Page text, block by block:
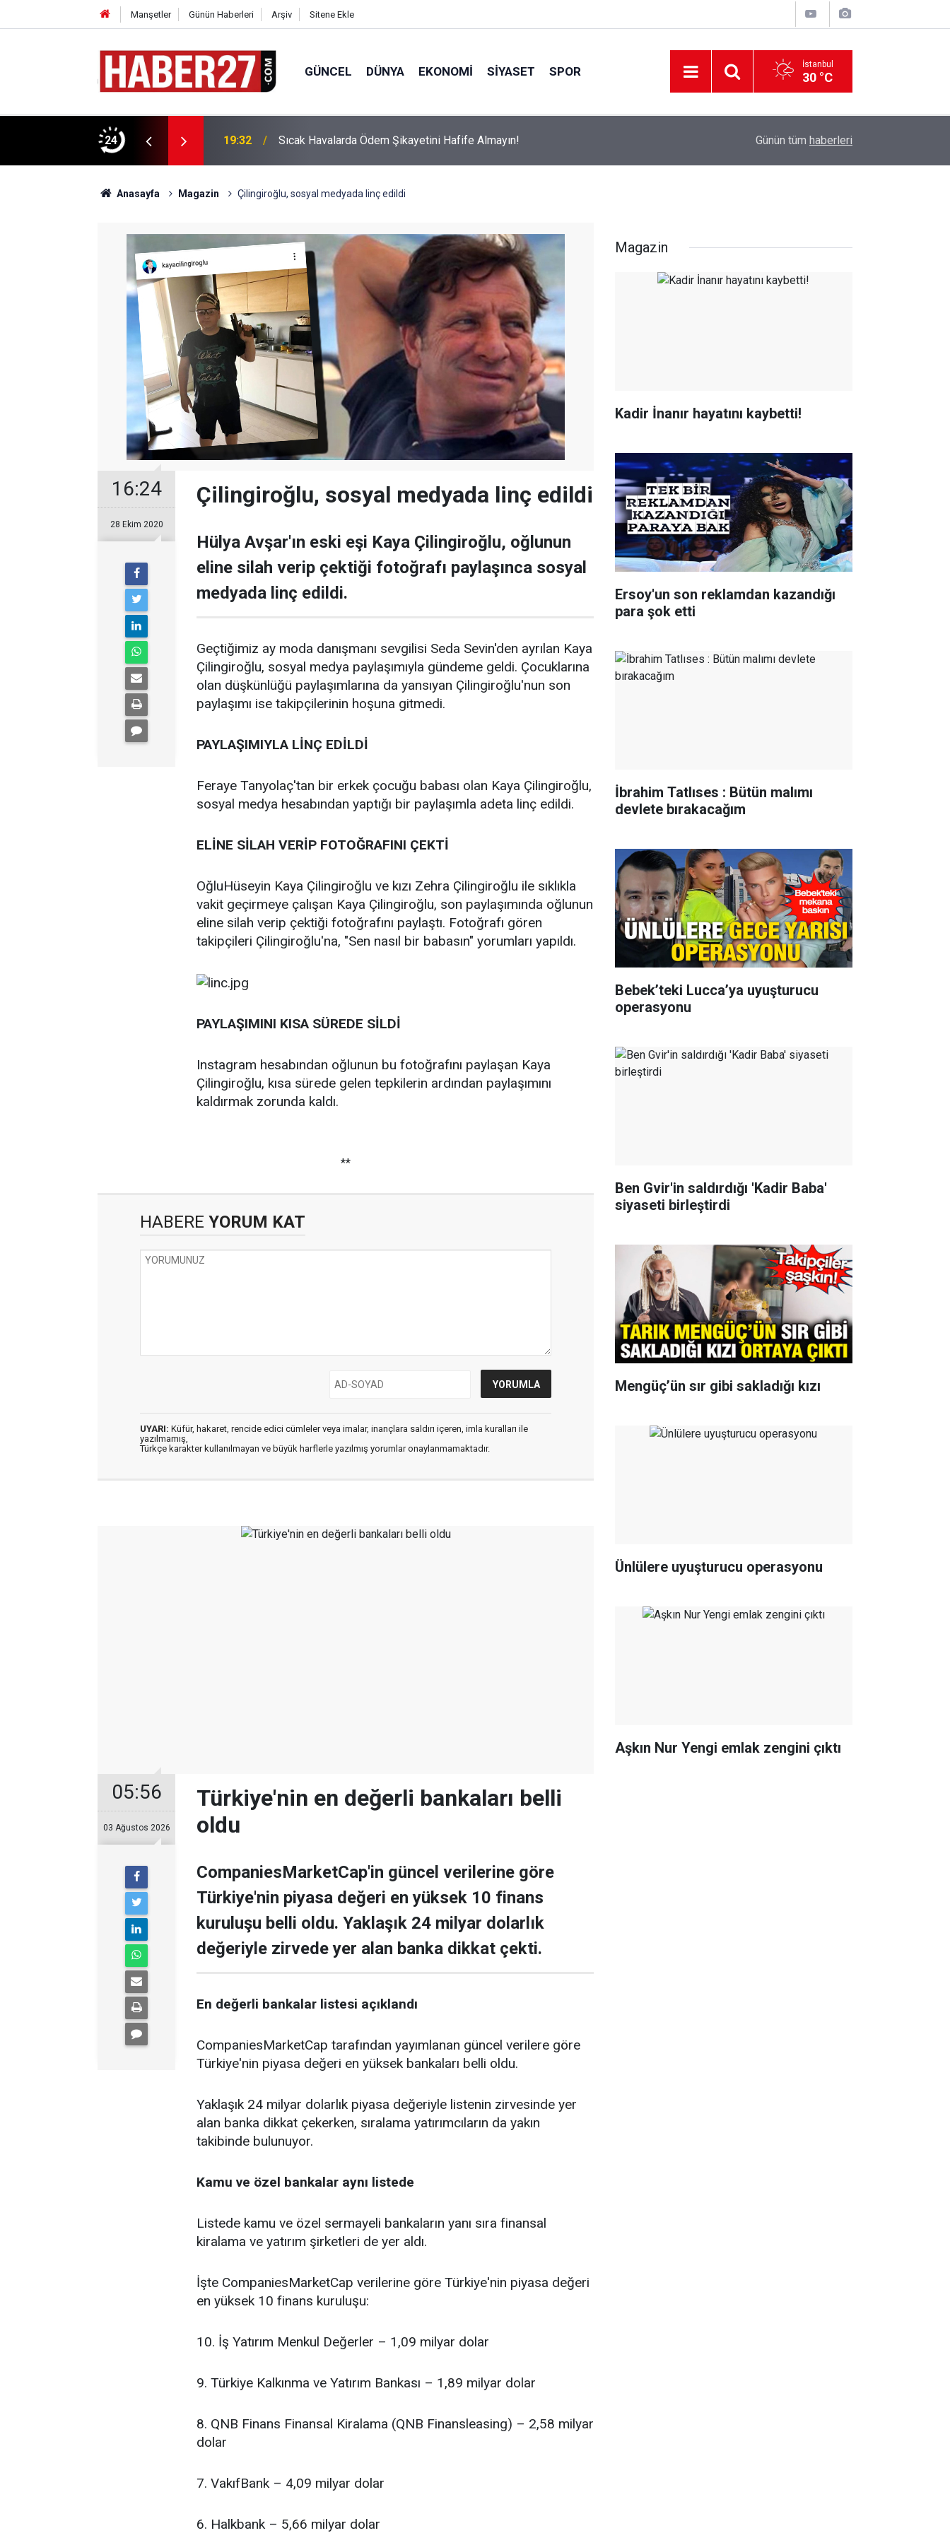
Manşetler Günün Haberleri Arşiv Sitene Ekle
GÜNCEL DÜNYA EKONOMI SIYASET SPOR İstanbul
30 °C
24 19:32 Sıcak Havalarda Ödem Şikayetini Hafife Almayın! İzmir 112’de Kan Donduran İddialar!
Günün tüm haberleri
Anasayfa Magazin Çilingiroğlu, sosyal medyada linç edildi
16:24
28 Ekim 2020
Çilingiroğlu, sosyal medyada linç edildi
Hülya Avşar'ın eski eşi Kaya Çilingiroğlu, oğlunun
eline silah verip çektiği fotoğrafı paylaşınca sosyal
medyada linç edildi.
Geçtiğimiz ay moda danışmanı sevgilisi Seda Sevin'den ayrılan Kaya
Çilingiroğlu, sosyal medya paylaşımıyla gündeme geldi. Çocuklarına
olan düşkünlüğü paylaşımlarına da yansıyan Çilingiroğlu'nun son
paylaşımı ise takipçilerinin hoşuna gitmedi.
PAYLAŞIMIYLA LİNÇ EDİLDİ
Feraye Tanyolaç'tan bir erkek çocuğu babası olan Kaya Çilingiroğlu,
sosyal medya hesabından yaptığı bir paylaşımla adeta linç edildi.
ELİNE SİLAH VERİP FOTOĞRAFINI ÇEKTİ
OğluHüseyin Kaya Çilingiroğlu ve kızı Zehra Çilingiroğlu ile sıklıkla
vakit geçirmeye çalışan Kaya Çilingiroğlu, son paylaşımında oğlunun
eline silah verip çektiği fotoğrafını paylaştı. Fotoğrafı gören
takipçileri Çilingiroğlu'na, "Sen nasıl bir babasın" yorumları yapıldı.
PAYLAŞIMINI KISA SÜREDE SİLDİ
Instagram hesabından oğlunun bu fotoğrafını paylaşan Kaya
Çilingiroğlu, kısa sürede gelen tepkilerin ardından paylaşımını
kaldırmak zorunda kaldı.
**
HABERE YORUM KAT
UYARI: Küfür, hakaret, rencide edici cümleler veya imalar, inançlara saldırı içeren, imla kuralları ile
yazılmamış,
Türkçe karakter kullanılmayan ve büyük harflerle yazılmış yorumlar onaylanmamaktadır.
05:56
03 Ağustos 2026
Türkiye'nin en değerli bankaları belli
oldu
CompaniesMarketCap'in güncel verilerine göre
Türkiye'nin piyasa değeri en yüksek 10 finans
kuruluşu belli oldu. Yaklaşık 24 milyar dolarlık
değeriyle zirvede yer alan banka dikkat çekti.
En değerli bankalar listesi açıklandı
CompaniesMarketCap tarafından yayımlanan güncel verilere göre
Türkiye'nin piyasa değeri en yüksek bankaları belli oldu.
Yaklaşık 24 milyar dolarlık piyasa değeriyle listenin zirvesinde yer
alan banka dikkat çekerken, sıralama yatırımcıların da yakın
takibinde bulunuyor.
Kamu ve özel bankalar aynı listede
Listede kamu ve özel sermayeli bankaların yanı sıra finansal
kiralama ve yatırım şirketleri de yer aldı.
İşte CompaniesMarketCap verilerine göre Türkiye'nin piyasa değeri
en yüksek 10 finans kuruluşu:
10. İş Yatırım Menkul Değerler – 1,09 milyar dolar
9. Türkiye Kalkınma ve Yatırım Bankası – 1,89 milyar dolar
8. QNB Finans Finansal Kiralama (QNB Finansleasing) – 2,58 milyar
dolar
7. VakıfBank – 4,09 milyar dolar
6. Halkbank – 5,66 milyar dolar
Magazin
Kadir İnanır hayatını kaybetti!
Ersoy'un son reklamdan kazandığı
para şok etti
İbrahim Tatlıses : Bütün malımı
devlete bırakacağım
Bebek’teki Lucca’ya uyuşturucu
operasyonu
Ben Gvir'in saldırdığı 'Kadir Baba'
siyaseti birleştirdi
Mengüç’ün sır gibi sakladığı kızı
Ünlülere uyuşturucu operasyonu
Aşkın Nur Yengi emlak zengini çıktı